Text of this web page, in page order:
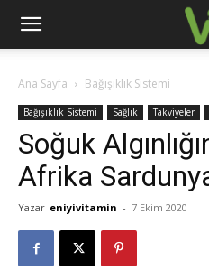
Ana Sayfa Bağışıklık Sistemi
Bağışıklık Sistemi Sağlık Takviyeler
Soğuk
Afrika
Yazar eniyivitamin - 7 Ekim 2020